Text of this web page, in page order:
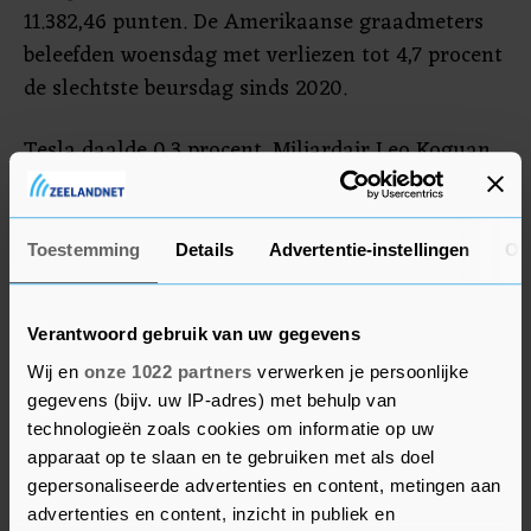
Toestemming Details Advertentie-instellingen
Verantwoord gebruik van uw gegevens
Wij en onze 1022 partners verwerken je persoonlijke
gegevens (bijv. uw IP-adres) met behulp van
technologieën zoals cookies om informatie op uw
apparaat op te slaan en te gebruiken met als doel
gepersonaliseerde advertenties en content, metingen aan
advertenties en content, inzicht in publiek en
11.382,46 punten. De Amerikaanse graadmeters
beleefden woensdag met verliezen tot 4,7 procent
de slechtste beursdag sinds 2020.
Tesla daalde 0,3 procent. Miljardair Leo Koguan,
grootaandeelhouder van Tesla, roept de maker
van elektrische auto's op om voor 15 miljard
dollar aan eigen aandelen te gaan inkopen om
de koers van het aandeel te ondersteunen. Tesla
verloren.
Boeing
Boeing steeg 0,1 procent. International Airlines
Group (IAG), het moederbedrijf van onder meer